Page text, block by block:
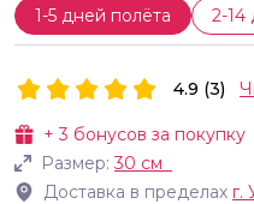
1-5 дней полёта 2-14
+3 бонусов за покупку
Размер:30 см
Доставка в пределах г.
4.9 (3)